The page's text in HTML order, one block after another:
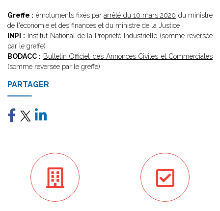
Greffe : émoluments fixés pararrêté du 10 mars 2020 du ministre
de l'économie et des finances et du ministre de la Justice
INPI : Institut National de la Propriété Industrielle (somme reversée
par le greffe)
BODACC : Bulletin Officiel des Annonces Civiles et Commerciales
(somme reversée par le greffe)
PARTAGER